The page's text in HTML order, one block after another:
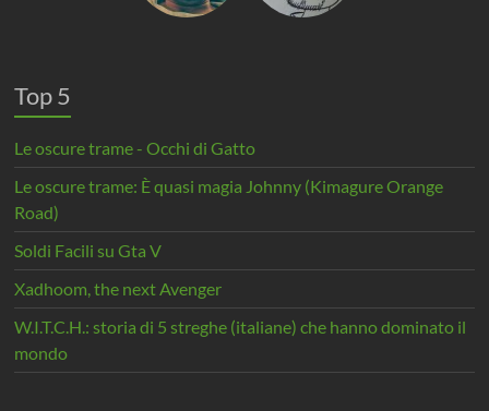
Top 5
Le oscure trame - Occhi di Gatto
Le oscure trame: È quasi magia Johnny (Kimagure Orange
Road)
Soldi Facili su Gta V
Xadhoom, the next Avenger
W.I.T.C.H.: storia di 5 streghe (italiane) che hanno dominato il
mondo